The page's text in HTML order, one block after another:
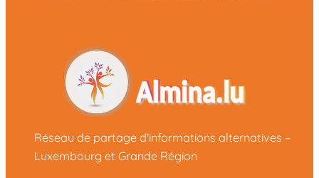
Réseau de partage d'informations alternatives –
Luxembourg et Grande Région